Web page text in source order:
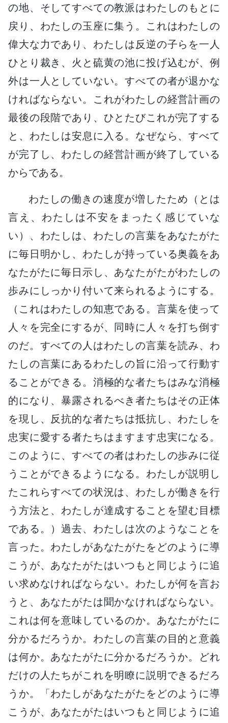
の地、そしてすべての教派はわたしのもとに
戻り、わたしの玉座に集う。これはわたしの
偉大な力であり、わたしは反逆の子らを一人
ひとり裁き、火と硫黄の池に投げ込むが、例
外は一人としていない。すべての者が退かな
ければならない。これがわたしの経営計画の
最後の段階であり、ひとたびこれが完了する
と、わたしは安息に入る。なぜなら、すべて
が完了し、わたしの経営計画が終了している
からである。
わたしの働きの速度が増したため（とは
言え、わたしは不安をまったく感じていな
い）、わたしは、わたしの言葉をあなたがた
に毎日明かし、わたしが持っている奥義をあ
なたがたに毎日示し、あなたがたがわたしの
歩みにしっかり付いて来られるようにする。
（これはわたしの知恵である。言葉を使って
人々を完全にするが、同時に人々を打ち倒す
のだ。すべての人はわたしの言葉を読み、わ
たしの言葉にあるわたしの旨に沿って行動す
ることができる。消極的な者たちはみな消極
的になり、暴露されるべき者たちはその正体
を現し、反抗的な者たちは抵抗し、わたしを
忠実に愛する者たちはますます忠実になる。
このように、すべての者はわたしの歩みに従
うことができるようになる。わたしが説明し
たこれらすべての状況は、わたしが働きを行
う方法と、わたしが達成することを望む目標
である。）過去、わたしは次のようなことを
言った。わたしがあなたがたをどのように導
こうが、あなたがたはいつもと同じように追
い求めなければならない。わたしが何を言お
うと、あなたがたは聞かなければならない。
これは何を意味しているのか。あなたがたに
分かるだろうか。わたしの言葉の目的と意義
は何か。あなたがたに分かるだろうか。どれ
だけの人たちがこれを明瞭に説明できるだろ
うか。「わたしがあなたがたをどのように導
こうが、あなたがたはいつもと同じように追